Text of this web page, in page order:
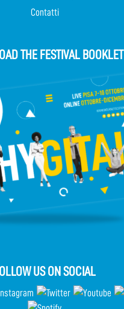
Contatti
THE FESTIVAL BOOKLET
US ON SOCIAL